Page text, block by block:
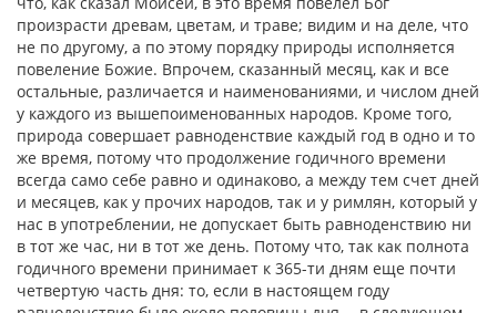
произрасти древам, цветам, и траве; видим и на деле, что
не по другому, а по этому порядку природы исполняется
повеление Божие. Впрочем, сказанный месяц, как и все
остальные, различается и наименованиями, и числом дней
у каждого из вышепоименованных народов. Кроме того,
природа совершает равноденствие каждый год в одно и то
же время, потому что продолжение годичного времени
всегда само себе равно и одинаково, а между тем счет дней
и месяцев, как у прочих народов, так и у римлян, который у
нас в употреблении, не допускает быть равноденствию ни
в тот же час, ни в тот же день. Потому что, так как полнота
годичного времени принимает к 365-ти дням еще почти
четвертую часть дня: то, если в настоящем году